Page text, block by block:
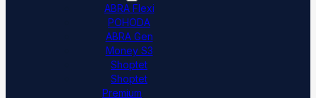
ABRA Flexi
POHODA
ABRA Gen
Money S3
Shoptet
Shoptet
Premium